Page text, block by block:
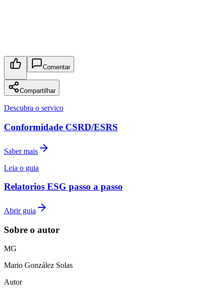
Comentar
Compartilhar
Descubra o servico
Conformidade CSRD/ESRS
Saber mais
Leia o guia
Relatorios ESG passo a passo
Abrir guia
Sobre o autor
MG
Mario González Solas
Autor